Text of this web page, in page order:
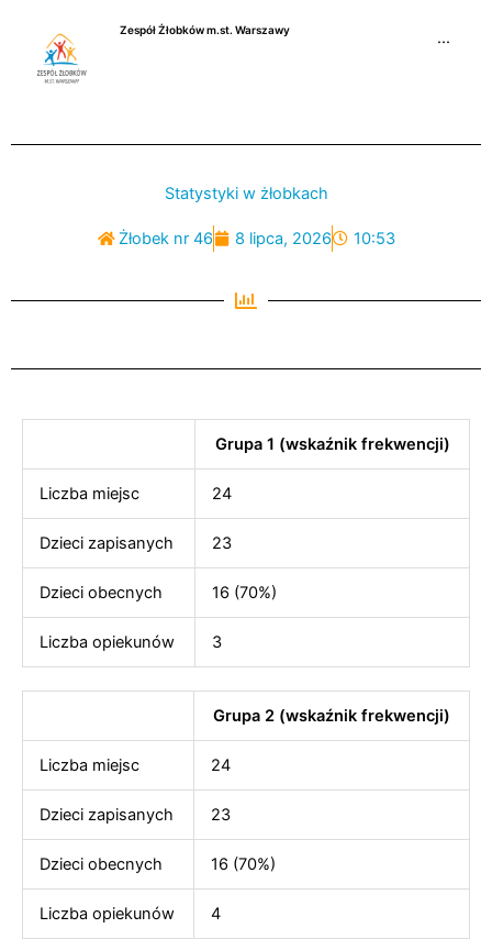
Zespół Żłobków m.st. Warszawy
···
Statystyki w żłobkach
Żłobek nr 46 8 lipca, 2026 10:53
Grupa 1 (wskaźnik frekwencji)
Liczba miejsc 24
Dzieci zapisanych 23
Dzieci obecnych 16 (70%)
Liczba opiekunów 3
Grupa 2 (wskaźnik frekwencji)
Liczba miejsc 24
Dzieci zapisanych 23
Dzieci obecnych 16 (70%)
Liczba opiekunów 4